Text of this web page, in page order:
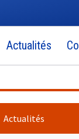
Actualités
Actualités